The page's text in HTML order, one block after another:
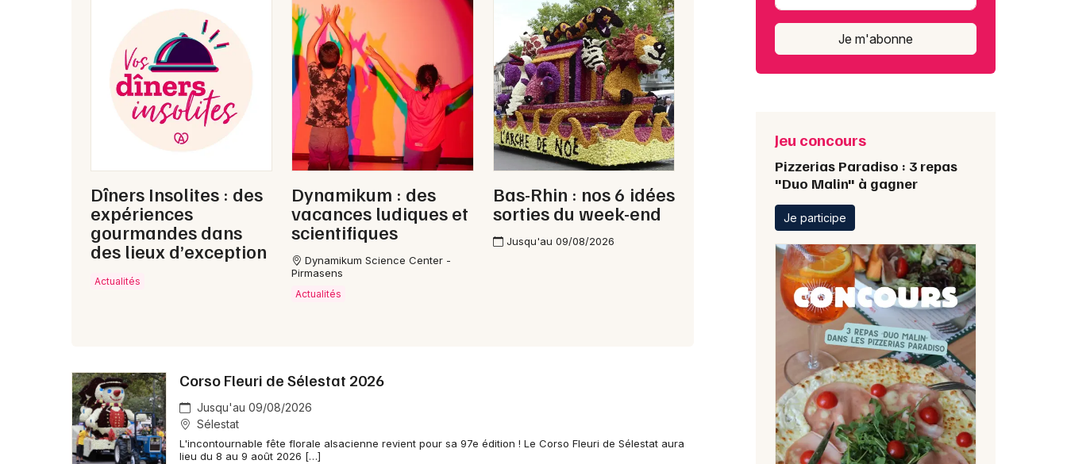
67 - Bas-Rhin
Choisir mes départements
Dîners Insolites : des
expériences
gourmandes dans
des lieux d’exception
Actualités
Dynamikum : des
vacances ludiques et
scientifiques
Dynamikum Science Center -
Pirmasens
Actualités
Bas-Rhin : nos 6 idées
sorties du week-end
Jusqu'au 09/08/2026
Corso Fleuri de Sélestat 2026
Jusqu'au 09/08/2026
Sélestat
L'incontournable fête florale alsacienne revient pour sa 97e édition ! Le Corso Fleuri de Sélestat aura
lieu du 8 au 9 août 2026 […]
Je m'abonne
Jeu concours
Pizzerias Paradiso : 3 repas
"Duo Malin" à gagner
Je participe